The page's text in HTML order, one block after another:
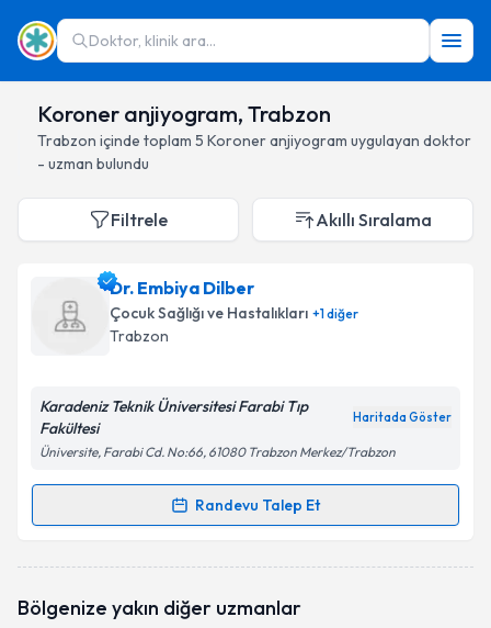
Doktor, klinik ara...
Koroner anjiyogram, Trabzon
Trabzon içinde toplam 5 Koroner anjiyogram uygulayan doktor
- uzman bulundu
Filtrele Akıllı Sıralama
Dr. Embiya Dilber
Çocuk Sağlığı ve Hastalıkları +1diğer
Trabzon
Karadeniz Teknik Üniversitesi Farabi Tıp
Fakültesi
Haritada Göster
Üniversite, Farabi Cd. No:66, 61080 Trabzon Merkez/Trabzon
Randevu Talep Et
Randevu Takvimi Talebi
oluşturun. Size bu uzmandan randevu almanız için bir
Bölgenize yakın diğer uzmanlar